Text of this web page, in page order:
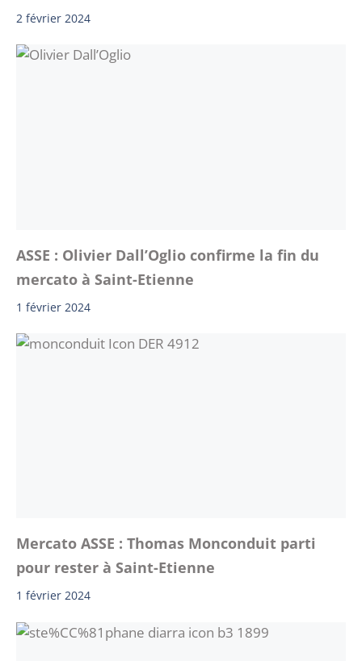
2 février 2024
ASSE : Olivier Dall’Oglio confirme la fin du
mercato à Saint-Etienne
1 février 2024
Mercato ASSE : Thomas Monconduit parti
pour rester à Saint-Etienne
1 février 2024